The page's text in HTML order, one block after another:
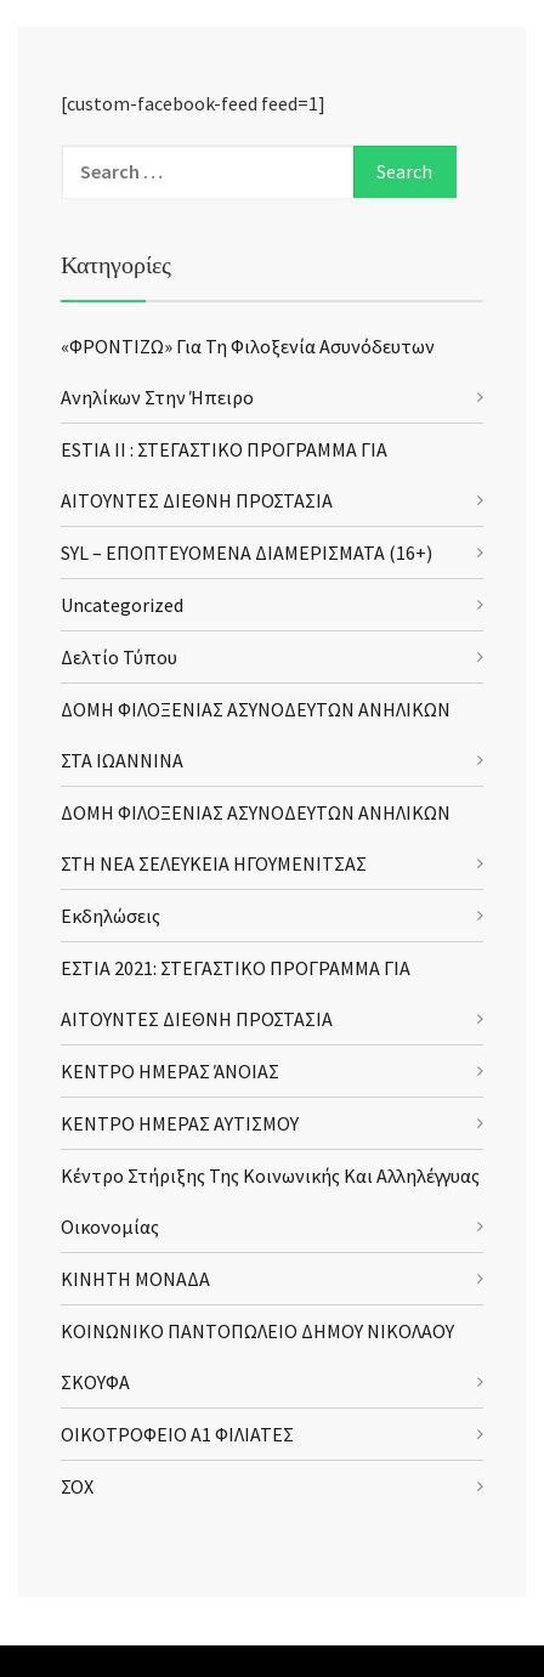
[custom-facebook-feed feed=1]
Κατηγορίες
«ΦΡΟΝΤΙΖΩ» Για Τη Φιλοξενία Ασυνόδευτων
Ανηλίκων Στην Ήπειρο
ESTIA II : ΣΤΕΓΑΣΤΙΚΟ ΠΡΟΓΡΑΜΜΑ ΓΙΑ
ΑΙΤΟΥΝΤΕΣ ΔΙΕΘΝΗ ΠΡΟΣΤΑΣΙΑ
SYL – ΕΠΟΠΤΕΥΟΜΕΝΑ ΔΙΑΜΕΡΙΣΜΑΤΑ (16+)
Uncategorized
Δελτίο Τύπου
ΔΟΜΗ ΦΙΛΟΞΕΝΙΑΣ ΑΣΥΝΟΔΕΥΤΩΝ ΑΝΗΛΙΚΩΝ
ΣΤΑ ΙΩΑΝΝΙΝΑ
ΔΟΜΗ ΦΙΛΟΞΕΝΙΑΣ ΑΣΥΝΟΔΕΥΤΩΝ ΑΝΗΛΙΚΩΝ
ΣΤΗ ΝΕΑ ΣΕΛΕΥΚΕΙΑ ΗΓΟΥΜΕΝΙΤΣΑΣ
Εκδηλώσεις
ΕΣΤΙΑ 2021: ΣΤΕΓΑΣΤΙΚΟ ΠΡΟΓΡΑΜΜΑ ΓΙΑ
ΑΙΤΟΥΝΤΕΣ ΔΙΕΘΝΗ ΠΡΟΣΤΑΣΙΑ
ΚΕΝΤΡΟ ΗΜΕΡΑΣ ΆΝΟΙΑΣ
ΚΕΝΤΡΟ ΗΜΕΡΑΣ ΑΥΤΙΣΜΟΥ
Κέντρο Στήριξης Της Κοινωνικής Και Αλληλέγγυας
Οικονομίας
ΚΙΝΗΤΗ ΜΟΝΑΔΑ
ΚΟΙΝΩΝΙΚΟ ΠΑΝΤΟΠΩΛΕΙΟ ΔΗΜΟΥ ΝΙΚΟΛΑΟΥ
ΣΚΟΥΦΑ
ΟΙΚΟΤΡΟΦΕΙΟ Α1 ΦΙΛΙΑΤΕΣ
ΣΟΧ